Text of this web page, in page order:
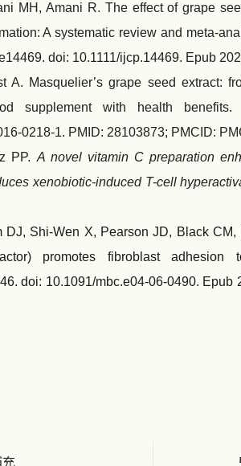
MH, Amani R. The effect of grape
A systematic review and meta-
doi: 10.1111/ijcp.14469. Epub
A. Masquelier’s grape seed extract:
supplement with health
0218-1. PMID: 28103873; PMCID:
PP. A novel vitamin C preparation
xenobiotic-induced T-cell
DJ, Shi-Wen X, Pearson JD, Black
promotes fibroblast
doi: 10.1091/mbc.e04-06-0490.